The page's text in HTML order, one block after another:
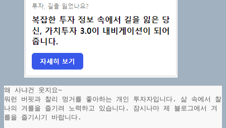
왜 사냐건 웃지요~
워런 버핏과 찰리 멍거를 좋아하는 개인 투자자입니다. 삶 속에서 찰
나의 겨를을 즐기려 노력하고 있습니다. 잠시나마 제 블로그에서 겨
를을 즐기시기 바랍니다.